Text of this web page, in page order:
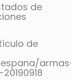
de
de